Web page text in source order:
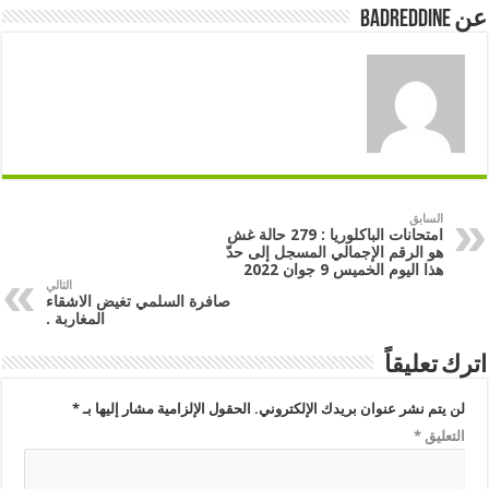
عن badreddine
السابق
امتحانات الباكلوريا : 279 حالة غش
هو الرقم الإجمالي المسجل إلى حدّ
هذا اليوم الخميس 9 جوان 2022
التالي
صافرة السلمي تغيض الاشقاء
المغاربة .
اترك تعليقاً
لن يتم نشر عنوان بريدك الإلكتروني. الحقول الإلزامية مشار إليها بـ*
التعليق*